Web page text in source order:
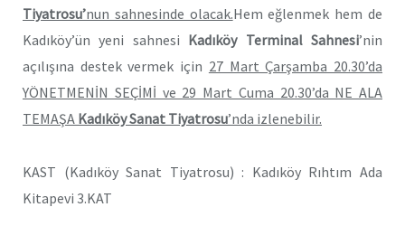
Tiyatrosu’nun sahnesinde olacak.Hem eğlenmek hem de
Kadıköy’ün yeni sahnesi Kadıköy Terminal Sahnesi’nin
açılışına destek vermek için 27 Mart Çarşamba 20.30’da
YÖNETMENİN SEÇİMİ ve 29 Mart Cuma 20.30’da NE ALA
TEMAŞA Kadıköy Sanat Tiyatrosu’nda izlenebilir.
KAST (Kadıköy Sanat Tiyatrosu) : Kadıköy Rıhtım Ada
Kitapevi 3.KAT